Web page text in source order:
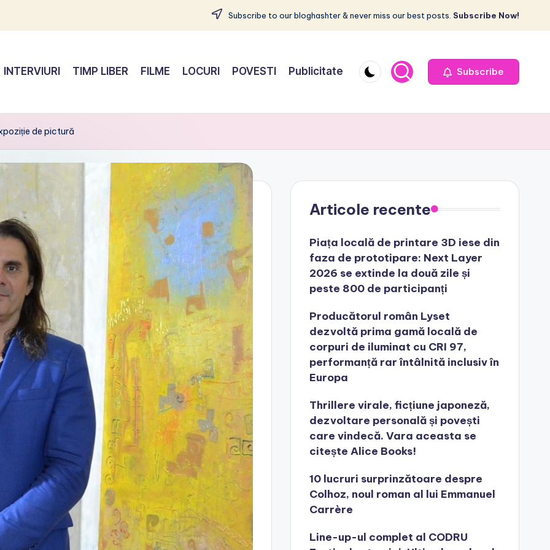
Subscribe to our bloghashter & never miss our best posts. Subscribe Now!
INTERVIURI TIMP LIBER FILME LOCURI POVESTI Publicitate Subscribe
de pictură
Articole recente
Piața locală de printare 3D iese din
faza de prototipare: Next Layer
2026 se extinde la două zile și
peste 800 de participanți
Producătorul român Lyset
dezvoltă prima gamă locală de
corpuri de iluminat cu CRI 97,
performanță rar întâlnită inclusiv în
Europa
Thrillere virale, ficțiune japoneză,
dezvoltare personală și povești
care vindecă. Vara aceasta se
citește Alice Books!
10 lucruri surprinzătoare despre
Colhoz, noul roman al lui Emmanuel
Carrère
Line-up-ul complet al CODRU